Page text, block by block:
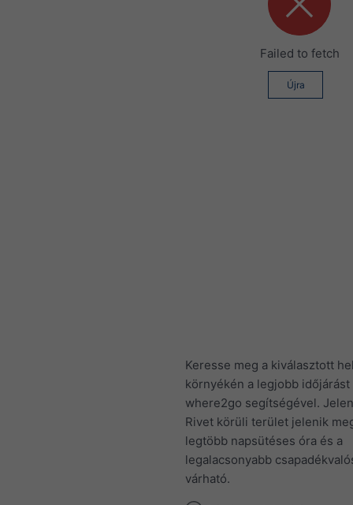
Failed to fetch
Újra
Keresse meg a kiválasztott
környékén a legjobb időjárást
where2go segítségével.
Rivet körüli terület jelenik
legtöbb napsütéses óra és a
legalacsonyabb
várható.